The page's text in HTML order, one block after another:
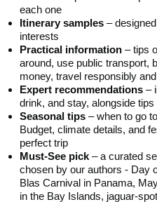
each one
Itinerary samples –
interests
Practical information – tips
around, use public transport,
money, travel responsibly
Expert recommendations –
drink, and stay, alongside
Seasonal tips – when to go
Budget, climate details, and
perfect trip
Must-See pick – a curated
chosen by our authors - Day
Blas Carnival in Panama,
in the Bay Islands, jaguar-